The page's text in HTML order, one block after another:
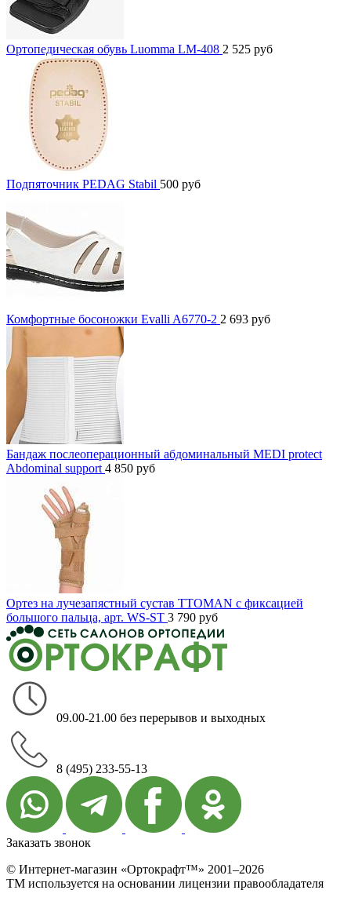
Ортопедическая обувь Luomma LM-408 2 525 руб
Подпяточник PEDAG Stabil 500 руб
Комфортные босоножки Evalli A6770-2 2 693 руб
Бандаж послеоперационный абдоминальный MEDI protect
Abdominal support 4 850 руб
Ортез на лучезапястный сустав TTOMAN с фиксацией
большого пальца, арт. WS-ST 3 790 руб
09.00-21.00 без перерывов и выходных
8 (495) 233-55-13
Заказать звонок
© Интернет-магазин «Ортокрафт™» 2001–2026
ТМ используется на основании лицензии правообладателя